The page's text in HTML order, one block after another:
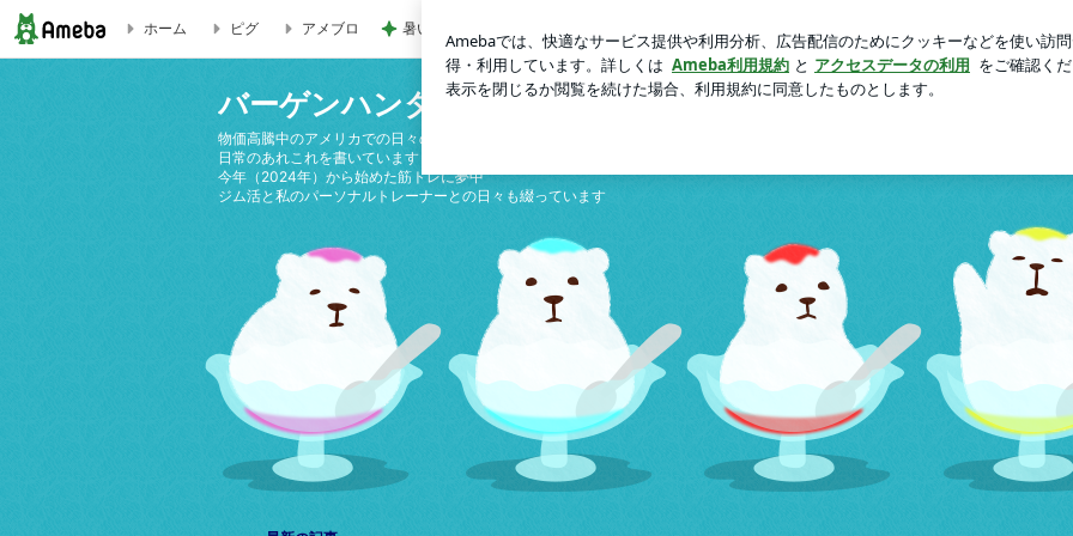
ホーム ピグ アメブロ 暑い日の仕事と自分と嫁の体調 ログ
バーゲンハンターin Las Vegas
物価高騰中のアメリカでの日々の生活
日常のあれこれを書いています
今年（2024年）から始めた筋トレに夢中
ジム活と私のパーソナルトレーナーとの日々も綴っています